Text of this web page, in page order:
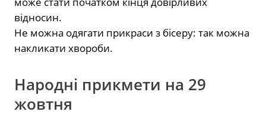
відносин.
Не можна одягати прикраси з бісеру: так можна
накликати хвороби.
Народні прикмети на 29
жовтня